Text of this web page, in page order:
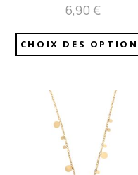
6,90€
CHOIX DES